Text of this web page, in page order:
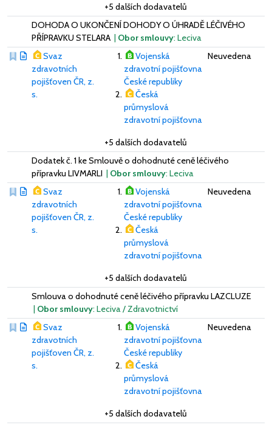
+5 dalších dodavatelů
DOHODA O UKONČENÍ DOHODY O ÚHRADĚ LÉČIVÉHO
PŘÍPRAVKU STELARA | Obor smlouvy: Leciva
Svaz
zdravotních
pojišťoven ČR, z.
s.
Vojenská
zdravotní pojišťovna
České republiky
Česká
průmyslová
zdravotní pojišťovna
+5 dalších dodavatelů
Neuvedena
Dodatek č. 1 ke Smlouvě o dohodnuté ceně léčivého
přípravku LIVMARLI | Obor smlouvy: Leciva
Svaz
zdravotních
pojišťoven ČR, z.
s.
Vojenská
zdravotní pojišťovna
České republiky
Česká
průmyslová
zdravotní pojišťovna
+5 dalších dodavatelů
Neuvedena
Smlouva o dohodnuté ceně léčivého přípravku LAZCLUZE
| Obor smlouvy: Leciva / Zdravotnictví
Svaz
zdravotních
pojišťoven ČR, z.
s.
Vojenská
zdravotní pojišťovna
České republiky
Česká
průmyslová
zdravotní pojišťovna
+5 dalších dodavatelů
Neuvedena